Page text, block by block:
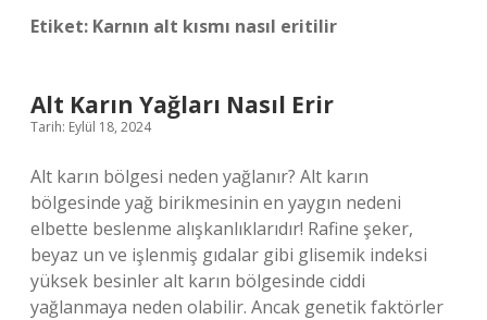
Etiket: Karnın alt kısmı nasıl eritilir
Alt Karın Yağları Nasıl Erir
Tarih: Eylül 18, 2024
Alt karın bölgesi neden yağlanır? Alt karın
bölgesinde yağ birikmesinin en yaygın nedeni
elbette beslenme alışkanlıklarıdır! Rafine şeker,
beyaz un ve işlenmiş gıdalar gibi glisemik indeksi
yüksek besinler alt karın bölgesinde ciddi
yağlanmaya neden olabilir. Ancak genetik faktörler